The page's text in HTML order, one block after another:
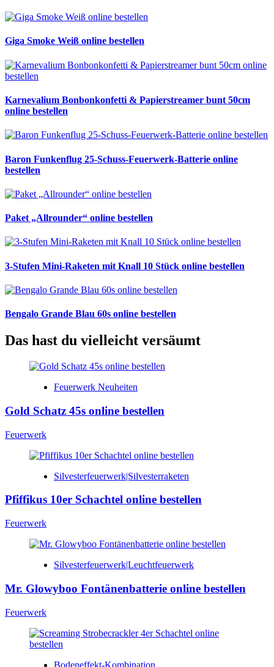
Giga Smoke Weiß online bestellen
Karnevalium Bonbonkonfetti & Papierstreamer bunt 50cm
online bestellen
Baron Funkenflug 25-Schuss-Feuerwerk-Batterie online
bestellen
Paket „Allrounder“ online bestellen
3-Stufen Mini-Raketen mit Knall 10 Stück online bestellen
Bengalo Grande Blau 60s online bestellen
Das hast du vielleicht versäumt
Feuerwerk Neuheiten
Gold Schatz 45s online bestellen
Feuerwerk
Silvesterfeuerwerk|Silvesterraketen
Pfiffikus 10er Schachtel online bestellen
Feuerwerk
Silvesterfeuerwerk|Leuchtfeuerwerk
Mr. Glowyboo Fontänenbatterie online bestellen
Feuerwerk
Bodeneffekt-Kombination